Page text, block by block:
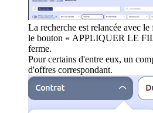
La recherche est relancée avec
le bouton « APPLIQUER LE
ferme.
Pour certains d'entre eux, un
d'offres correspondant.